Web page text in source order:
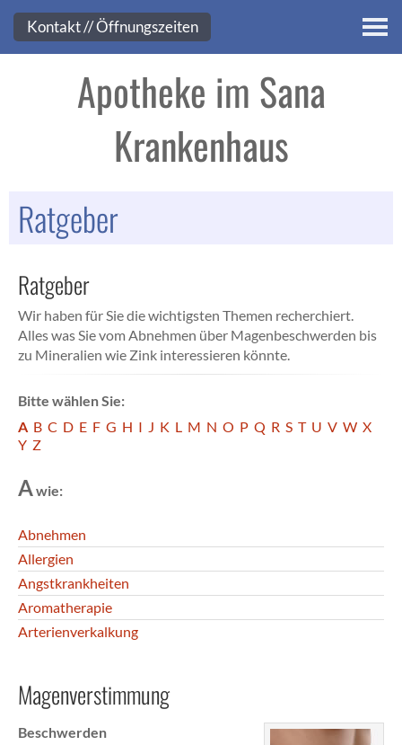
Kontakt
Apotheke im Sana
Krankenhaus
Ratgeber
Ratgeber
Wir haben für Sie die wichtigsten Themen recherchiert.
Alles was Sie vom Abnehmen über Magenbeschwerden bis
zu Mineralien wie Zink interessieren könnte.
Bitte wählen Sie:
A B C D E F G H I J K L M N O P Q R S T U V W X
Y Z
Awie:
Abnehmen
Allergien
Angstkrankheiten
Aromatherapie
Arterienverkalkung
Magenverstimmung
Beschwerden
Kontakt // Öffnungszeiten